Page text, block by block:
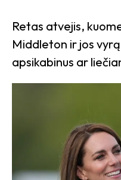
Retas atvejis,
Middleton ir jos
apsikabinus ar